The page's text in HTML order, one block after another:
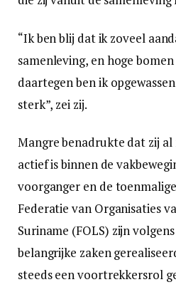
“Ik ben blij dat ik zoveel
samenleving, en hoge
daartegen ben ik
sterk”, zei zij.
Mangre benadrukte dat zij
actief is binnen de
voorganger en de
Federatie van Organisaties
Suriname (FOLS) zijn
belangrijke zaken
steeds een voortrekkersrol